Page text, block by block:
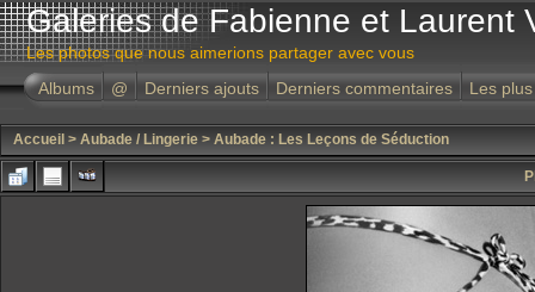
Galeries de Fabienne et Laurent
Les photos que nous aimerions partager avec vous
Albums
@ Derniers ajouts Derniers commentaires Les
Accueil > Aubade / Lingerie > Aubade : Les Leçons de Séduction